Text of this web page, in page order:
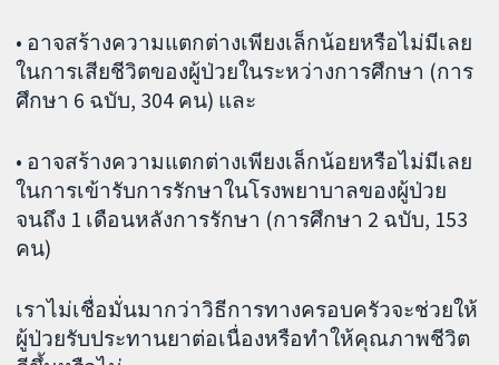
• อาจสร้างความแตกต่างเพียงเล็กน้อยหรือไม่มีเลย
ในการเสียชีวิตของผู้ป่วยในระหว่างการศึกษา (การ
ศึกษา 6 ฉบับ, 304 คน) และ
• อาจสร้างความแตกต่างเพียงเล็กน้อยหรือไม่มีเลย
ในการเข้ารับการรักษาในโรงพยาบาลของผู้ป่วย
จนถึง 1 เดือนหลังการรักษา (การศึกษา 2 ฉบับ, 153
คน)
เราไม่เชื่อมั่นมากว่าวิธีการทางครอบครัวจะช่วยให้
ผู้ป่วยรับประทานยาต่อเนื่องหรือทำให้คุณภาพชีวิต